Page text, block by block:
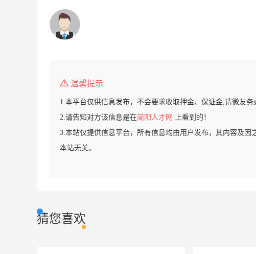
温馨提示
1.本平台仅供信息发布，不会要求收取押金、保证金,请微友务
2.请告知对方该信息是在简阳人才网
上看到的！
3.本站仅提供信息平台，所有信息均由用户发布，其内容及因
本站无关。
猜您喜欢